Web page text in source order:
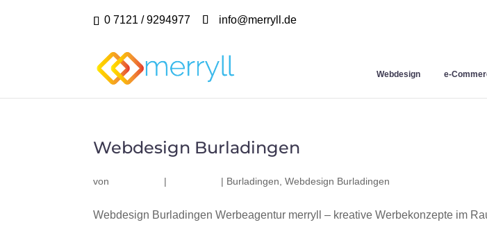
0 7121 / 9294977 info@merryll.de
Webdesign e-
Webdesign Burladingen
von | | Burladingen ,Webdesign Burladingen
Webdesign Burladingen Werbeagentur merryll – kreative Werbekonzepte im